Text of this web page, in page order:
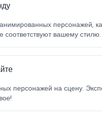
персонажей,
соответствуют вашему стилю.
персонажей на сцену.